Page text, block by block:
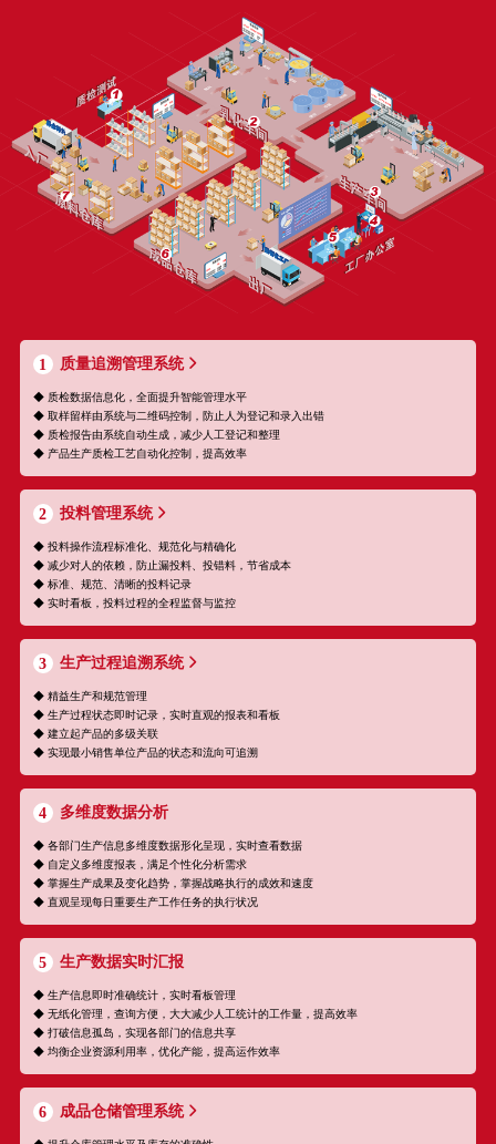
1 质量追溯管理系统
◆ 质检数据信息化，全面提升智能管理水平
◆ 取样留样由系统与二维码控制，防止人为登记和录入出错
◆ 质检报告由系统自动生成，减少人工登记和整理
◆ 产品生产质检工艺自动化控制，提高效率
2 投料管理系统
◆ 投料操作流程标准化、规范化与精确化
◆ 减少对人的依赖，防止漏投料、投错料，节省成本
◆ 标准、规范、清晰的投料记录
◆ 实时看板，投料过程的全程监督与监控
3 生产过程追溯系统
◆ 精益生产和规范管理
◆ 生产过程状态即时记录，实时直观的报表和看板
◆ 建立起产品的多级关联
◆ 实现最小销售单位产品的状态和流向可追溯
4 多维度数据分析
◆ 各部门生产信息多维度数据形化呈现，实时查看数据
◆ 自定义多维度报表，满足个性化分析需求
◆ 掌握生产成果及变化趋势，掌握战略执行的成效和速度
◆ 直观呈现每日重要生产工作任务的执行状况
5 生产数据实时汇报
◆ 生产信息即时准确统计，实时看板管理
◆ 无纸化管理，查询方便，大大减少人工统计的工作量，提高效率
◆ 打破信息孤岛，实现各部门的信息共享
◆ 均衡企业资源利用率，优化产能，提高运作效率
6 成品仓储管理系统